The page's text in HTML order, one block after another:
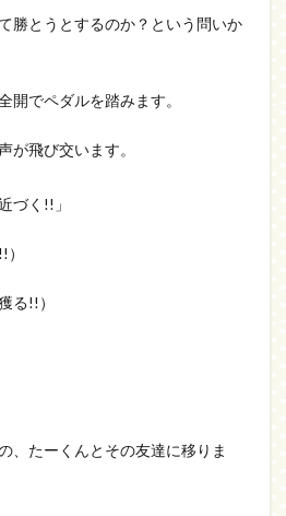
勝とうとするのか？という問いか
開でペダルを踏みます。
が飛び交います。
づく!!」
る!!）
、たーくんとその友達に移りま